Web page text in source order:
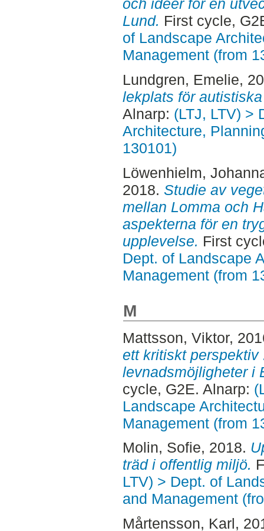
och idéer för en
Lund. First cycle,
of Landscape
Management (from
Lundgren, Emelie,
lekplats för
Alnarp: (LTJ, LTV) >
Architecture,
130101)
Löwenhielm,
2018. Studie av
mellan Lomma och
aspekterna för en
upplevelse. First
Dept. of Landscape
Management (from
M
Mattsson, Viktor,
ett kritiskt
levnadsmöjligheter i
cycle, G2E. Alnarp:
Landscape
Management (from
Molin, Sofie, 2018.
träd i offentlig miljö.
LTV) > Dept. of
and Management
Mårtensson, Karl,